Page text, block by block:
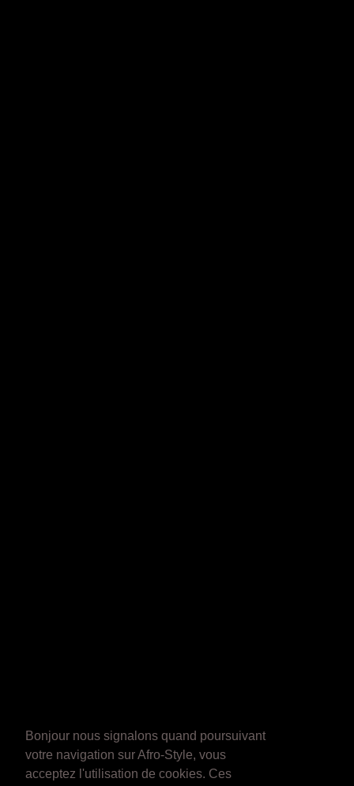
Bonjour nous signalons quand poursuivant
votre navigation sur Afro-Style, vous
acceptez l'utilisation de cookies. Ces